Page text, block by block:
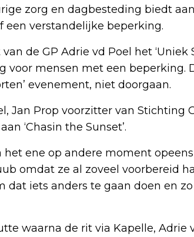
zorg en dagbesteding biedt
een verstandelijke beperking.
de GP Adrie vd Poel het ‘Uniek
voor mensen met een beperking.
evenement, niet doorgaan.
Jan Prop voorzitter van Stichting
‘Chasin the Sunset’.
het ene op andere moment
omdat ze al zoveel voorbereid
dat iets anders te gaan doen en
waarna de rit via Kapelle, Adrie